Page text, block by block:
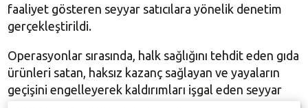
faaliyet gösteren seyyar satıcılara yönelik denetim
gerçekleştirildi.
Operasyonlar sırasında, halk sağlığını tehdit eden gıda
ürünleri satan, haksız kazanç sağlayan ve yayaların
geçişini engelleyerek kaldırımları işgal eden seyyar